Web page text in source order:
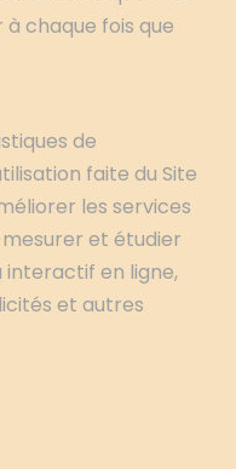
chaque fois que
de
faite du Site
les services
et étudier
en ligne,
et autres